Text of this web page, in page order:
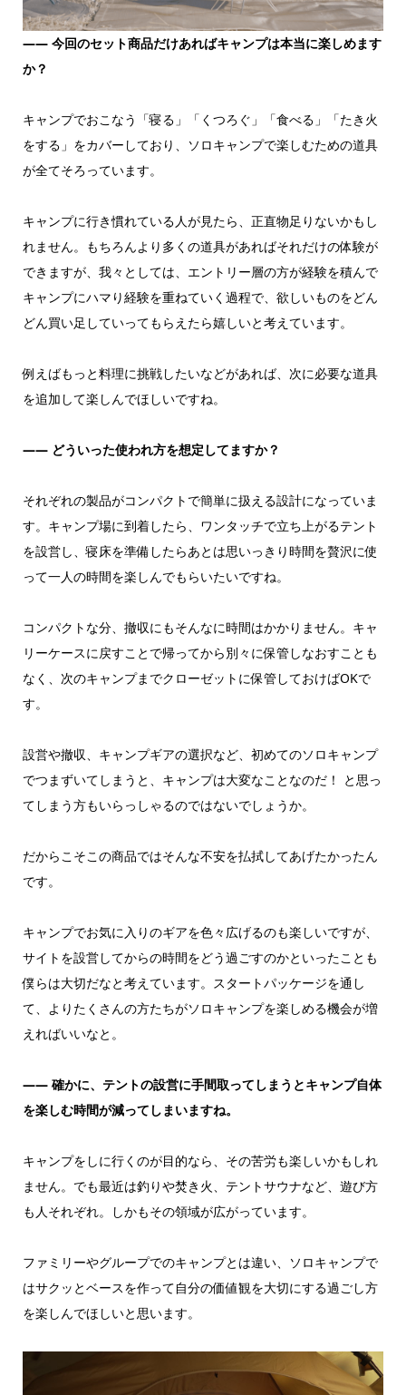
―― 今回のセット商品だけあればキャンプは本当に楽しめます
か？
キャンプでおこなう「寝る」「くつろぐ」「食べる」「たき火
をする」をカバーしており、ソロキャンプで楽しむための道具
が全てそろっています。
キャンプに行き慣れている人が見たら、正直物足りないかもし
れません。もちろんより多くの道具があればそれだけの体験が
できますが、我々としては、エントリー層の方が経験を積んで
キャンプにハマり経験を重ねていく過程で、欲しいものをどん
どん買い足していってもらえたら嬉しいと考えています。
例えばもっと料理に挑戦したいなどがあれば、次に必要な道具
を追加して楽しんでほしいですね。
―― どういった使われ方を想定してますか？
それぞれの製品がコンパクトで簡単に扱える設計になっていま
す。キャンプ場に到着したら、ワンタッチで立ち上がるテント
を設営し、寝床を準備したらあとは思いっきり時間を贅沢に使
って一人の時間を楽しんでもらいたいですね。
コンパクトな分、撤収にもそんなに時間はかかりません。キャ
リーケースに戻すことで帰ってから別々に保管しなおすことも
なく、次のキャンプまでクローゼットに保管しておけばOKで
す。
設営や撤収、キャンプギアの選択など、初めてのソロキャンプ
でつまずいてしまうと、キャンプは大変なことなのだ！ と思っ
てしまう方もいらっしゃるのではないでしょうか。
だからこそこの商品ではそんな不安を払拭してあげたかったん
です。
キャンプでお気に入りのギアを色々広げるのも楽しいですが、
サイトを設営してからの時間をどう過ごすのかといったことも
僕らは大切だなと考えています。スタートパッケージを通し
て、よりたくさんの方たちがソロキャンプを楽しめる機会が増
えればいいなと。
――確かに、テントの設営に手間取ってしまうとキャンプ自体
を楽しむ時間が減ってしまいますね。
キャンプをしに行くのが目的なら、その苦労も楽しいかもしれ
ません。でも最近は釣りや焚き火、テントサウナなど、遊び方
も人それぞれ。しかもその領域が広がっています。
ファミリーやグループでのキャンプとは違い、ソロキャンプで
はサクッとベースを作って自分の価値観を大切にする過ごし方
を楽しんでほしいと思います。